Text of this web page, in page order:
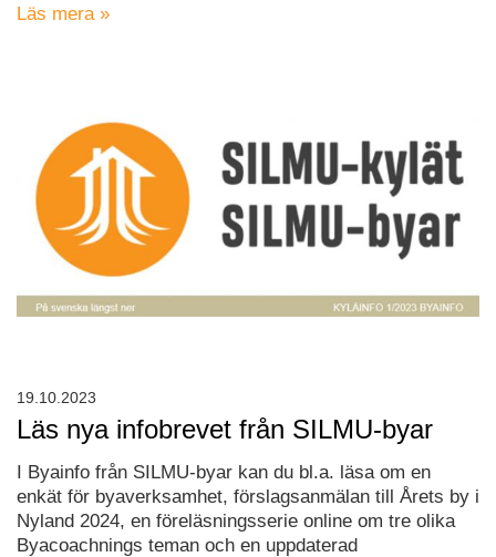
Läs mera »
Läs nya infobrevet från SILMU-byar
I Byainfo från SILMU-byar kan du bl.a. läsa om en
enkät för byaverksamhet, förslagsanmälan till Årets by i
Nyland 2024, en föreläsningsserie online om tre olika
Byacoachnings teman och en uppdaterad
19.10.2023